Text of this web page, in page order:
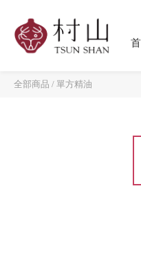
全部商品 / 單方精油